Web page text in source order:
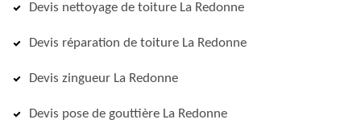
Devis nettoyage de toiture La Redonne
Devis réparation de toiture La Redonne
Devis zingueur La Redonne
Devis pose de gouttière La Redonne